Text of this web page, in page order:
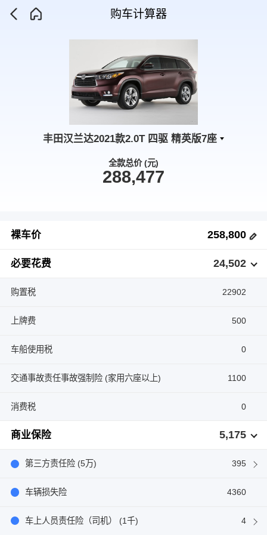
购车计算器
丰田汉兰达2021款2.0T 四驱 精英版7座
全款总价 (元)
288,477
裸车价 258,800
必要花费 24,502
购置税 22902
上牌费 500
车船使用税 0
交通事故责任事故强制险 (家用六座以上) 1100
消费税 0
商业保险 5,175
第三方责任险 (5万) 395
车辆损失险 4360
车上人员责任险（司机） (1千) 4